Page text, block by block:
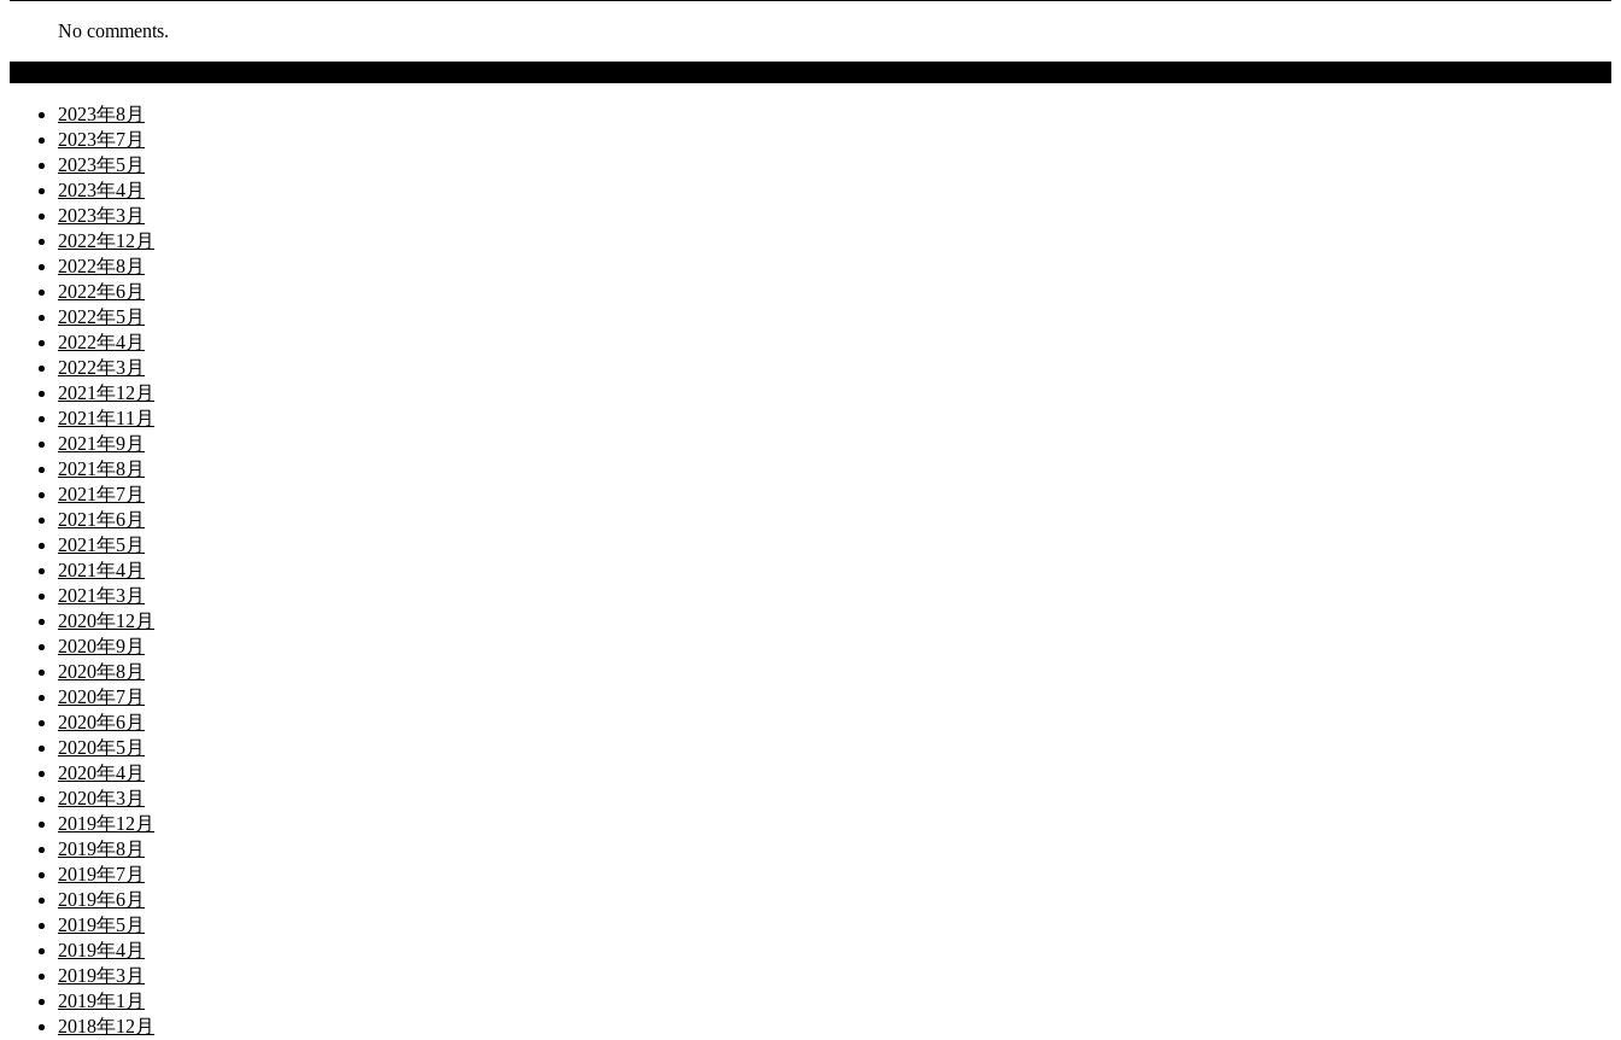
No comments.
2023年8月
2023年7月
2023年5月
2023年4月
2023年3月
2022年12月
2022年8月
2022年6月
2022年5月
2022年4月
2022年3月
2021年12月
2021年11月
2021年9月
2021年8月
2021年7月
2021年6月
2021年5月
2021年4月
2021年3月
2020年12月
2020年9月
2020年8月
2020年7月
2020年6月
2020年5月
2020年4月
2020年3月
2019年12月
2019年8月
2019年7月
2019年6月
2019年5月
2019年4月
2019年3月
2019年1月
2018年12月